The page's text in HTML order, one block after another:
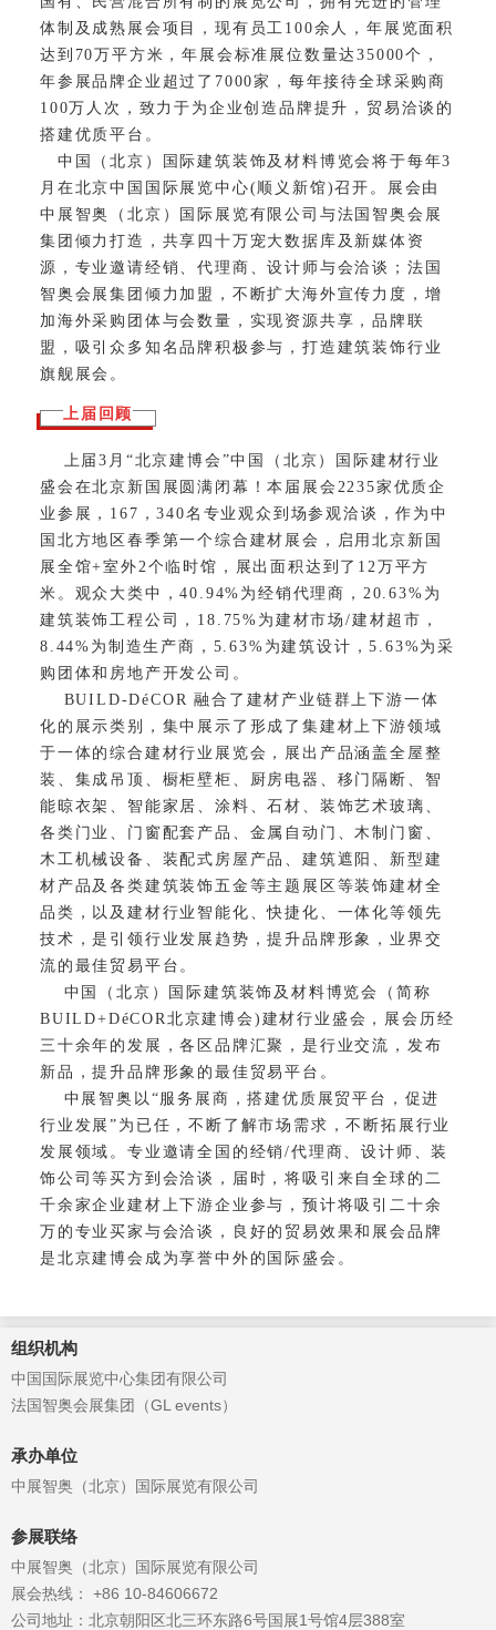
体制及成熟展会项目，现有员工100余人，年展览面积
达到70万平方米，年展会标准展位数量达35000个，
年参展品牌企业超过了7000家，每年接待全球采购商
100万人次，致力于为企业创造品牌提升，贸易洽谈的
搭建优质平台。
中国（北京）国际建筑装饰及材料博览会将于每年3
月在北京中国国际展览中心(顺义新馆)召开。展会由
中展智奥（北京）国际展览有限公司与法国智奥会展
集团倾力打造，共享四十万宠大数据库及新媒体资
源，专业邀请经销、代理商、设计师与会洽谈；法国
智奥会展集团倾力加盟，不断扩大海外宣传力度，增
加海外采购团体与会数量，实现资源共享，品牌联
盟，吸引众多知名品牌积极参与，打造建筑装饰行业
旗舰展会。
上届回顾
上届3月“北京建博会”中国（北京）国际建材行业
盛会在北京新国展圆满闭幕！本届展会2235家优质企
业参展，167，340名专业观众到场参观洽谈，作为中
国北方地区春季第一个综合建材展会，启用北京新国
展全馆+室外2个临时馆，展出面积达到了12万平方
米。观众大类中，40.94%为经销代理商，20.63%为
建筑装饰工程公司，18.75%为建材市场/建材超市，
8.44%为制造生产商，5.63%为建筑设计，5.63%为采
购团体和房地产开发公司。
BUILD-DéCOR 融合了建材产业链群上下游一体
化的展示类别，集中展示了 形成了集建材上下游领域
于一体的综合建材行业展览会， 展出产品涵盖全屋整
装、集成吊顶、橱柜壁柜、厨房电器、移门隔断
智
能晾衣架、智能家居、涂料、石材、 装饰艺术玻璃
各类门业、门窗配套产品
、金属自动门、木制门窗、
木工机械设备、 装配式房屋产品、建筑遮阳、新型建
材产品 及各类建筑装饰五金 等主题展区 等装饰建材全
品类 ，以及建材行业智能化、快捷化、一体化等领先
技术，是引领行业发展趋势，提升品牌形象，业界交
流的最佳贸易平台。
中国（北京）国际建筑装饰及材料博览会（简称
BUILD+DéCOR北京建博会)建材行业盛会，展会历经
三十余年的发展，各区品牌汇聚，是行业交流，发布
新品，提升品牌形象的最佳贸易平台。
中展智奥以“服务展商，搭建优质展贸平台，促进
行业发展”为已任，不断了解市场需求，不断拓展行业
发展领域。专业邀请全国的经销/代理商、设计师、装
饰公司等买方到会洽谈，届时，将吸引来自全球的二
千余家企业建材上下游企业参与，预计将吸引二十余
万的专业买家与会洽谈，良好的贸易效果和展会品牌
是北京建博会成为享誉中外的国际盛会。
组织机构
中国国际展览中心集团有限公司
法国智奥会展集团（GL events）
承办单位
中展智奥（北京）国际展览有限公司
参展联络
中展智奥（北京）国际展览有限公司
展会热线： +86 10-84606672
公司地址：北京朝阳区北三环东路6号国展1号馆4层388室